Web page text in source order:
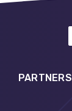
PARTNERS